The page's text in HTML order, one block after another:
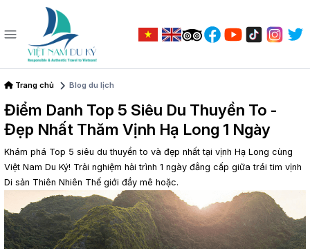
Trang chủ Blog du lịch
Điểm Danh Top 5 Siêu Du Thuyền To -
Đẹp Nhất Thăm Vịnh Hạ Long 1 Ngày
Khám phá Top 5 siêu du thuyền to và đẹp nhất tại vịnh Hạ Long cùng
Việt Nam Du Ký! Trải nghiệm hải trình 1 ngày đẳng cấp giữa trái tim vịnh
Di sản Thiên Nhiên Thế giới đầy mê hoặc.